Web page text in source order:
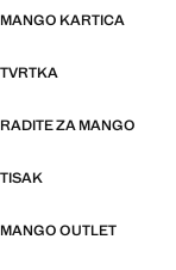
MANGO KARTICA
TVRTKA
RADITE ZA MANGO
TISAK
MANGO OUTLET